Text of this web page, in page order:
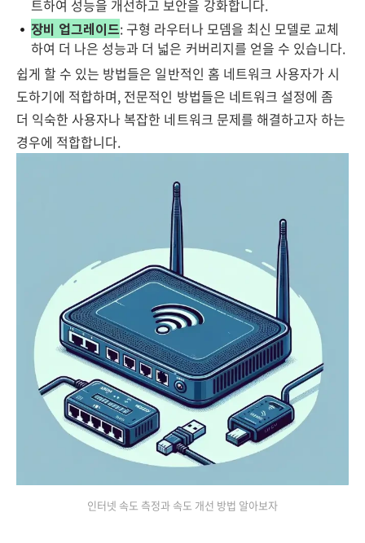
트하여 성능을 개선하고 보안을 강화합니다.
장비 업그레이드: 구형 라우터나 모뎀을 최신 모델로 교체
하여 더 나은 성능과 더 넓은 커버리지를 얻을 수 있습니다.
쉽게 할 수 있는 방법들은 일반적인 홈 네트워크 사용자가 시
도하기에 적합하며, 전문적인 방법들은 네트워크 설정에 좀
더 익숙한 사용자나 복잡한 네트워크 문제를 해결하고자 하는
경우에 적합합니다.
인터넷 속도 측정과 속도 개선 방법 알아보자